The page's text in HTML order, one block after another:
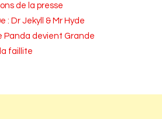
de la presse
: Dr Jekyll & Mr Hyde
Panda devient Grande
faillite